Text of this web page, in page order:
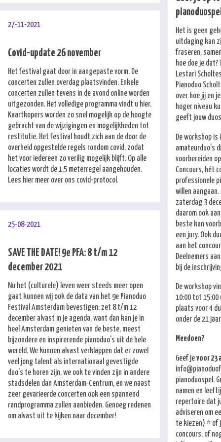
Het is geen
uitdaging kan
fraseren,
hoe doe je
Lestari
Pianoduo
over hoe jij en
hoger niveau
geeft jouw
De workshop
amateurduo's
voorbereiden
Concours, hét
professionele
willen
zaterdag 3
daarom ook
beste kan
een jury. Ook
aan het
Deelnemers
bij de
De workshop
10:00 tot 15:00
plaats voor 4
onder de 21
Meedoen?
Geef jevoor 23
pianoduospel.
namen en
repertoire dat
adviseren om
te kiezen) * of
concours, of
27-11-2021
Covid-update 26 november
Het festival gaat door in aangepaste vorm. De
concerten zullen overdag plaatsvinden. Enkele
concerten zullen tevens in de avond online worden
uitgezonden. Het volledige programma vindt u hier.
Kaartkopers worden zo snel mogelijk op de hoogte
gebracht van de wijzigingen en mogelijkheden tot
restitutie. Het festival houdt zich aan de door de
overheid opgestelde regels rondom covid, zodat
het voor iedereen zo verilig mogelijk blijft. Op alle
locaties wordt de 1,5 meterregel aangehouden.
Lees hier meer over ons covid-protocol.
25-08-2021
SAVE THE DATE! 9e PFA: 8 t/m 12
december 2021
Nu het (culturele) leven weer steeds meer open
gaat kunnen wij ook de data van het 9e Pianoduo
Festival Amsterdam bevestigen: zet 8 t/m 12
december alvast in je agenda, want dan kan je in
heel Amsterdam genieten van de beste, meest
bijzondere en inspirerende pianoduo's uit de hele
wereld. We kunnen alvast verklappen dat er zowel
veel jong talent als internationaal gevestigde
duo's te horen zijn, we ook te vinden zijn in andere
stadsdelen dan Amsterdam-Centrum, en we naast
zeer gevarieerde concerten ook een spannend
randprogramma zullen aanbieden. Genoeg redenen
om alvast uit te kijken naar december!